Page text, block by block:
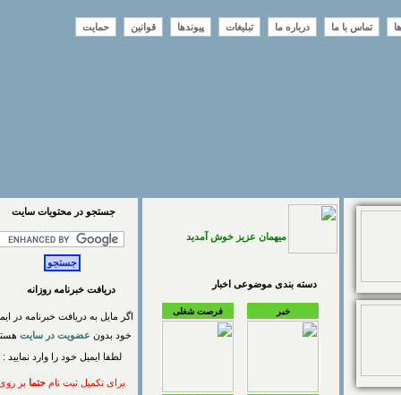
تماس با ما درباره ما تبلیغات پیوندها قوانین حمایت
میهمان عزیز خوش آمدید
دسته بندی موضوعی اخبار
فرصت شغلی
جستجو در محتويات سايت
دریافت خبرنامه روزانه
اگر مایل به دریافت خبرنامه در ایمیل
خود بدونعضویت در سایتهستید
لطفا ایمیل خود را وارد نمایید :
برای تکمیل ثبت نام حتمابر روی